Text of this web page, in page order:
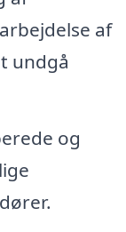
af
undgå
og